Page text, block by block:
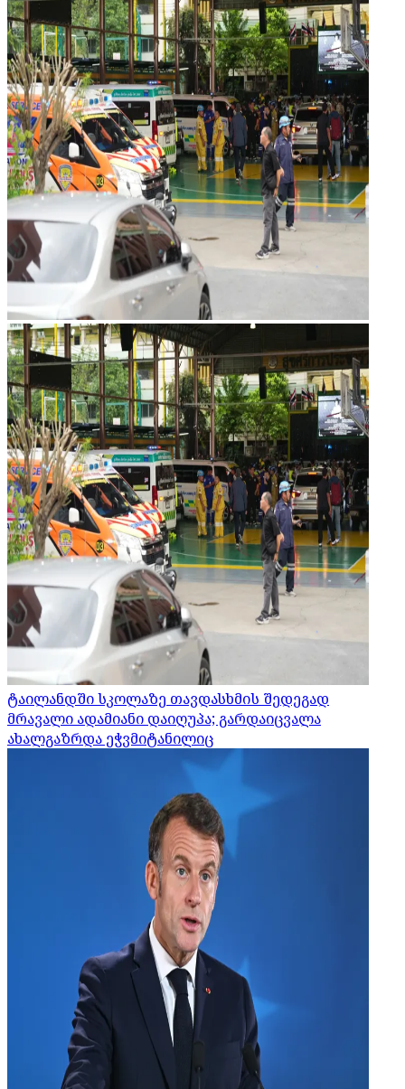
ტაილანდში სკოლაზე თავდასხმის შედეგად
მრავალი ადამიანი დაიღუპა; გარდაიცვალა
ახალგაზრდა ეჭვმიტანილიც